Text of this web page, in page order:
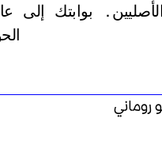
بوابتك إلى